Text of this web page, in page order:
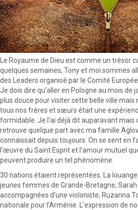
Le Royaume de Dieu est comme un trésor
quelques semaines, Tony et moi sommes
des Leaders organisé par le Comité
Je dois dire qu’aller en Pologne au mois de
plus douce pour visiter cette belle ville mais
tous nos frères et sœurs était une
formidable. Je l’ai déjà dit auparavant mais
retrouve quelque part avec ma famille
connaissait depuis toujours. On se sent en
l’œuvre du Saint Esprit et l’amour mutuel
peuvent produire un tel phénomène.
30 nations étaient représentées. La
jeunes femmes de Grande-Bretagne,
accompagnées d’une violoniste, Ruzanna
nationale pour l’Arménie. L’expression de